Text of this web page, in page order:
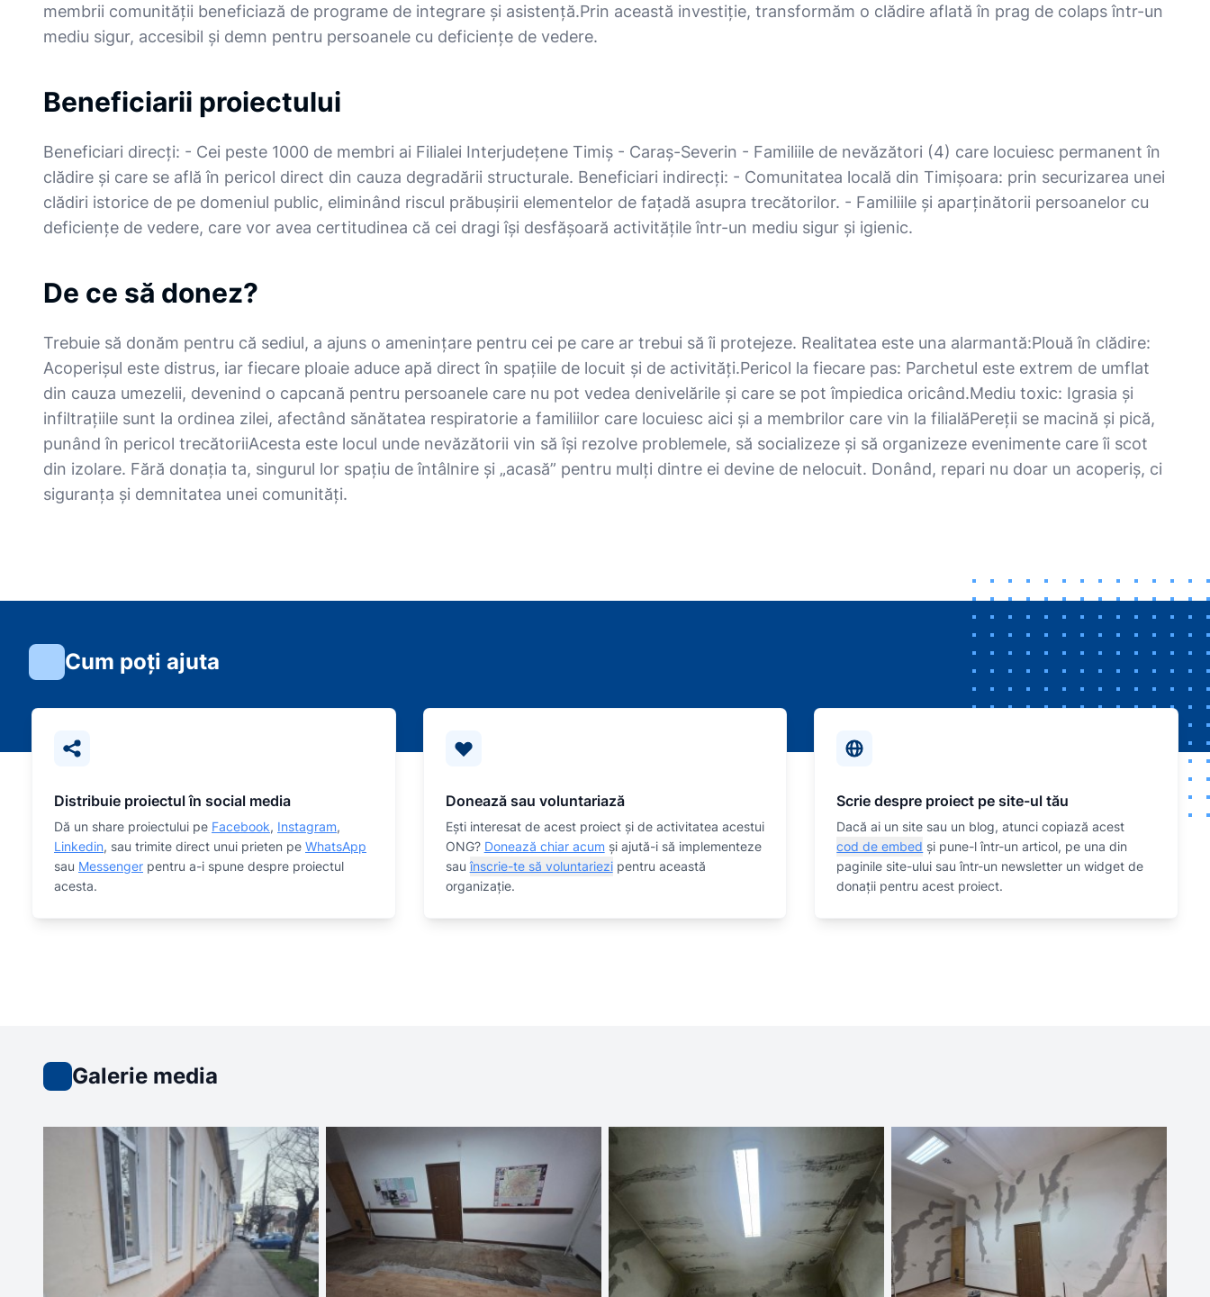
membrii comunității beneficiază de programe de integrare și asistență. ​Prin această investiție, transformăm o clădire aflată în prag de colaps într-un
mediu sigur, accesibil și demn pentru persoanele cu deficiențe de vedere.
Beneficiarii proiectului
Beneficiari direcți: - ​Cei peste 1000 de membri ai Filialei Interjudețene Timiș - Caraș-Severin - Familiile de nevăzători (4) care locuiesc permanent în
clădire și care se află în pericol direct din cauza degradării structurale. Beneficiari indirecți: - Comunitatea locală din Timișoara: prin securizarea unei
clădiri istorice de pe domeniul public, eliminând riscul prăbușirii elementelor de fațadă asupra trecătorilor. - Familiile și aparținătorii persoanelor cu
deficiențe de vedere, care vor avea certitudinea că cei dragi își desfășoară activitățile într-un mediu sigur și igienic.
De ce să donez?
Trebuie să donăm pentru că sediul, a ajuns o amenințare pentru cei pe care ar trebui să îi protejeze. Realitatea este una alarmantă: ​Plouă în clădire:
Acoperișul este distrus, iar fiecare ploaie aduce apă direct în spațiile de locuit și de activități. ​Pericol la fiecare pas: Parchetul este extrem de umflat
din cauza umezelii, devenind o capcană pentru persoanele care nu pot vedea denivelările și care se pot împiedica oricând. ​Mediu toxic: Igrasia și
infiltrațiile sunt la ordinea zilei, afectând sănătatea respiratorie a familiilor care locuiesc aici și a membrilor care vin la filială ​Pereții se macină și pică,
punând în pericol trecătorii ​Acesta este locul unde nevăzătorii vin să își rezolve problemele, să socializeze și să organizeze evenimente care îi scot
din izolare. Fără donația ta, singurul lor spațiu de întâlnire și „acasă” pentru mulți dintre ei devine de nelocuit. Donând, repari nu doar un acoperiș, ci
siguranța și demnitatea unei comunități.
Cum poți ajuta
Distribuie proiectul în social media
Dă un share proiectului pe Facebook, Instagram,
Linkedin, sau trimite direct unui prieten pe WhatsApp
sau Messenger pentru a-i spune despre proiectul
acesta.
Donează sau voluntariază
Eşti interesat de acest proiect și de activitatea acestui
ONG? Donează chiar acum și ajută-i să implementeze
sauînscrie-te să voluntariezipentru această
organizaţie.
Scrie despre proiect pe site-ul tău
Dacă ai un site sau un blog, atunci copiază acest
cod de embed și pune-l într-un articol, pe una din
paginile site-ului sau într-un newsletter un widget de
donații pentru acest proiect.
Galerie media